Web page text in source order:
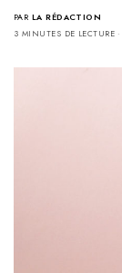
PAR LA RÉDACTION
3 MINUTES DE LECTURE